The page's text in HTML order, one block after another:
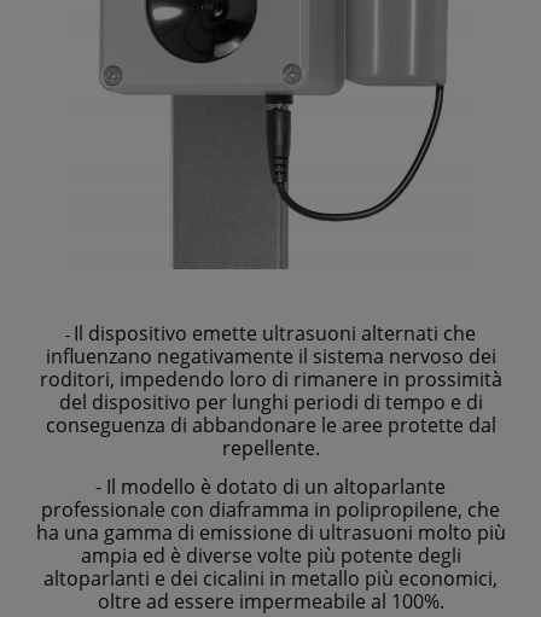
- Il dispositivo emette ultrasuoni alternati che
influenzano negativamente il sistema nervoso dei
roditori, impedendo loro di rimanere in prossimità
del dispositivo per lunghi periodi di tempo e di
conseguenza di abbandonare le aree protette dal
repellente.
- Il modello è dotato di un altoparlante
professionale con diaframma in polipropilene, che
ha una gamma di emissione di ultrasuoni molto più
ampia ed è diverse volte più potente degli
altoparlanti e dei cicalini in metallo più economici,
oltre ad essere impermeabile al 100%.